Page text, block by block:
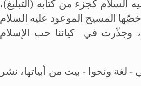
كجزء من كتابه (التبليغ)،
المسيح الموعود عليه السلام
وجذّرت في كياننا حب الإسلام
ونحوا - بيت من أبياتها، نشر